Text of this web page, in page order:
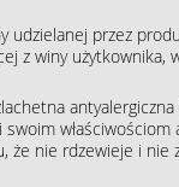
udzielanej przez
z winy użytkownika,
swoim
że nie rdzewieje i